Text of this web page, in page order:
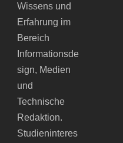
Wissens und
Erfahrung im
Bereich
Informationsde
sign, Medien
und
Technische
Redaktion.
Studieninteres